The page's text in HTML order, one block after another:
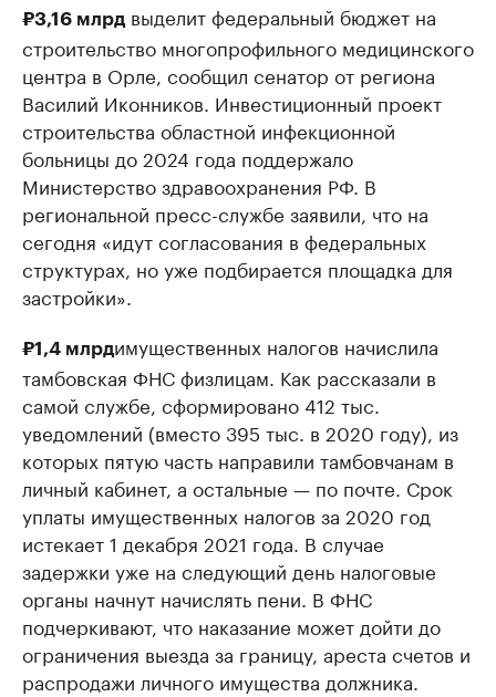
₽3,16 млрд выделит федеральный бюджет на
строительство многопрофильного медицинского
центра в Орле, сообщил сенатор от региона
Василий Иконников. Инвестиционный проект
строительства областной инфекционной
больницы до 2024 года поддержало
Министерство здравоохранения РФ. В
региональной пресс-службе заявили, что на
сегодня «идут согласования в федеральных
структурах, но уже подбирается площадка для
застройки».
₽1,4 млрдимущественных налогов начислила
тамбовская ФНС физлицам. Как рассказали в
самой службе, сформировано 412 тыс.
уведомлений (вместо 395 тыс. в 2020 году), из
которых пятую часть направили тамбовчанам в
личный кабинет, а остальные — по почте. Срок
уплаты имущественных налогов за 2020 год
истекает 1 декабря 2021 года. В случае
задержки уже на следующий день налоговые
органы начнут начислять пени. В ФНС
подчеркивают, что наказание может дойти до
ограничения выезда за границу, ареста счетов и
распродажи личного имущества должника.